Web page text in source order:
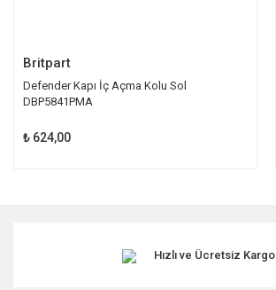
Britpart
Defender Kapı İç Açma Kolu Sol
DBP5841PMA
₺ 624,00
Hızlı ve Ücretsiz Kargo